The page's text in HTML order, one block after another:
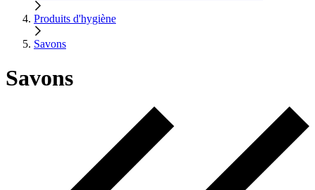
Produits d'hygiène
Savons
Savons